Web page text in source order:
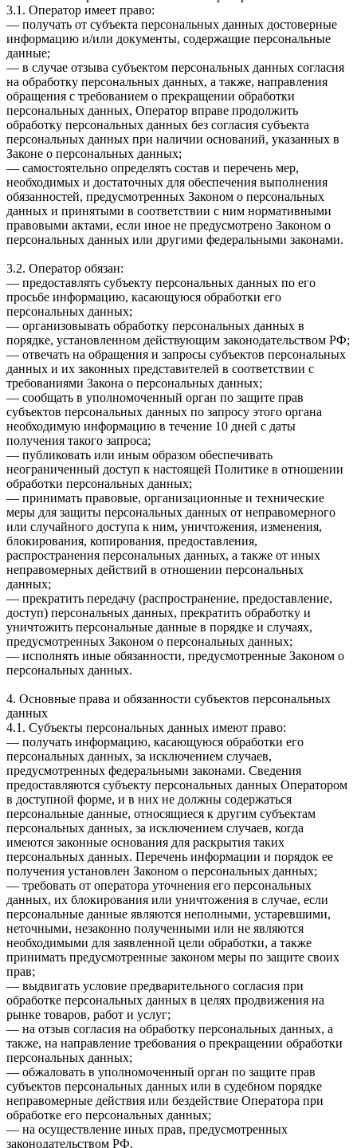
3.1. Оператор имеет право:
— получать от субъекта персональных данных достоверные
информацию и/или документы, содержащие персональные
данные;
— в случае отзыва субъектом персональных данных согласия
на обработку персональных данных, а также, направления
обращения с требованием о прекращении обработки
персональных данных, Оператор вправе продолжить
обработку персональных данных без согласия субъекта
персональных данных при наличии оснований, указанных в
Законе о персональных данных;
— самостоятельно определять состав и перечень мер,
необходимых и достаточных для обеспечения выполнения
обязанностей, предусмотренных Законом о персональных
данных и принятыми в соответствии с ним нормативными
правовыми актами, если иное не предусмотрено Законом о
персональных данных или другими федеральными законами.
3.2. Оператор обязан:
— предоставлять субъекту персональных данных по его
просьбе информацию, касающуюся обработки его
персональных данных;
— организовывать обработку персональных данных в
порядке, установленном действующим законодательством РФ;
— отвечать на обращения и запросы субъектов персональных
данных и их законных представителей в соответствии с
требованиями Закона о персональных данных;
— сообщать в уполномоченный орган по защите прав
субъектов персональных данных по запросу этого органа
необходимую информацию в течение 10 дней с даты
получения такого запроса;
— публиковать или иным образом обеспечивать
неограниченный доступ к настоящей Политике в отношении
обработки персональных данных;
— принимать правовые, организационные и технические
меры для защиты персональных данных от неправомерного
или случайного доступа к ним, уничтожения, изменения,
блокирования, копирования, предоставления,
распространения персональных данных, а также от иных
неправомерных действий в отношении персональных
данных;
— прекратить передачу (распространение, предоставление,
доступ) персональных данных, прекратить обработку и
уничтожить персональные данные в порядке и случаях,
предусмотренных Законом о персональных данных;
— исполнять иные обязанности, предусмотренные Законом о
персональных данных.
4. Основные права и обязанности субъектов персональных
данных
4.1. Субъекты персональных данных имеют право:
— получать информацию, касающуюся обработки его
персональных данных, за исключением случаев,
предусмотренных федеральными законами. Сведения
предоставляются субъекту персональных данных Оператором
в доступной форме, и в них не должны содержаться
персональные данные, относящиеся к другим субъектам
персональных данных, за исключением случаев, когда
имеются законные основания для раскрытия таких
персональных данных. Перечень информации и порядок ее
получения установлен Законом о персональных данных;
— требовать от оператора уточнения его персональных
данных, их блокирования или уничтожения в случае, если
персональные данные являются неполными, устаревшими,
неточными, незаконно полученными или не являются
необходимыми для заявленной цели обработки, а также
принимать предусмотренные законом меры по защите своих
прав;
— выдвигать условие предварительного согласия при
обработке персональных данных в целях продвижения на
рынке товаров, работ и услуг;
— на отзыв согласия на обработку персональных данных, а
также, на направление требования о прекращении обработки
персональных данных;
— обжаловать в уполномоченный орган по защите прав
субъектов персональных данных или в судебном порядке
неправомерные действия или бездействие Оператора при
обработке его персональных данных;
— на осуществление иных прав, предусмотренных
законодательством РФ.